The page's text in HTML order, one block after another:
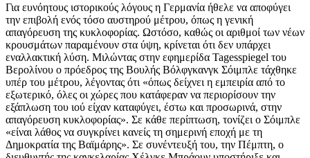
Για ευνόητους ιστορικούς λόγους η Γερμανία ήθελε να αποφύγει
την επιβολή ενός τόσο αυστηρού μέτρου, όπως η γενική
απαγόρευση της κυκλοφορίας. Ωστόσο, καθώς οι αριθμοί των νέων
κρουσμάτων παραμένουν στα ύψη, κρίνεται ότι δεν υπάρχει
εναλλακτική λύση. Μιλώντας στην εφημερίδα Tagesspiegel του
Βερολίνου ο πρόεδρος της Βουλής Βόλφγκανγκ Σόιμπλε τάχθηκε
υπέρ του μέτρου, λέγοντας ότι «όπως δείχνει η εμπειρία από το
εξωτερικό, όλες οι χώρες που κατάφεραν να περιορίσουν την
εξάπλωση του ιού είχαν καταφύγει, έστω και προσωρινά, στην
απαγόρευση κυκλοφορίας». Σε κάθε περίπτωση, τονίζει ο Σόιμπλε
«είναι λάθος να συγκρίνει κανείς τη σημερινή εποχή με τη
Δημοκρατία της Βαϊμάρης». Σε συνέντευξή του, την Πέμπτη, ο